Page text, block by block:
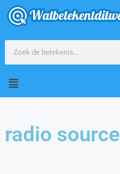
radio source